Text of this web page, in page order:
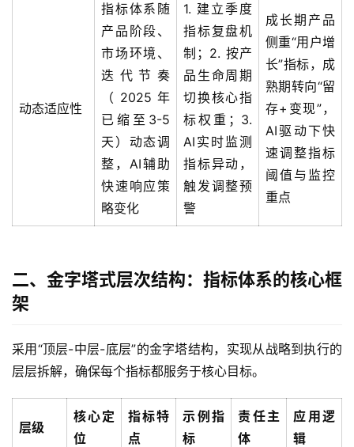
动态适应性
指标体系随
产品阶段、
市场环境、
迭代节奏
（2025年
已缩至3-5
天）动态调
整，AI辅助
快速响应策
略变化
1. 建立季度
指标复盘机
制；2. 按产
品生命周期
切换核心指
标权重；3.
AI实时监测
指标异动，
触发调整预
警
成长期产品
侧重“用户增
长”指标，成
熟期转向“留
存+变现”，
AI驱动下快
速调整指标
阈值与监控
重点
二、金字塔式层次结构：指标体系的核心框
架
采用“顶层-中层-底层”的金字塔结构，实现从战略到执行的
层层拆解，确保每个指标都服务于核心目标。
层级
核心定
位
指标特
点
示例指
标
责任主
体
应用逻
辑